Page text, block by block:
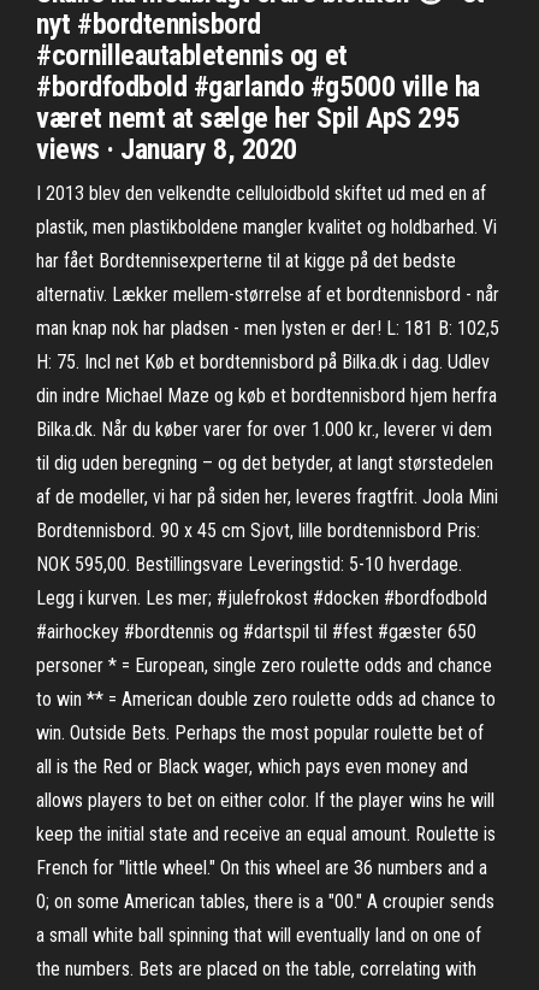
nyt #bordtennisbord
#cornilleautabletennis og et
#bordfodbold #garlando #g5000 ville ha
været nemt at sælge her Spil ApS 295
views · January 8, 2020
I 2013 blev den velkendte celluloidbold skiftet ud med en af
plastik, men plastikboldene mangler kvalitet og holdbarhed. Vi
har fået Bordtennisexperterne til at kigge på det bedste
alternativ. Lækker mellem-størrelse af et bordtennisbord - når
man knap nok har pladsen - men lysten er der! L: 181 B: 102,5
H: 75. Incl net Køb et bordtennisbord på Bilka.dk i dag. Udlev
din indre Michael Maze og køb et bordtennisbord hjem herfra
Bilka.dk. Når du køber varer for over 1.000 kr., leverer vi dem
til dig uden beregning – og det betyder, at langt størstedelen
af de modeller, vi har på siden her, leveres fragtfrit. Joola Mini
Bordtennisbord. 90 x 45 cm Sjovt, lille bordtennisbord Pris:
NOK 595,00. Bestillingsvare Leveringstid: 5-10 hverdage.
Legg i kurven. Les mer; #julefrokost #docken #bordfodbold
#airhockey #bordtennis og #dartspil til #fest #gæster 650
personer * = European, single zero roulette odds and chance
to win ** = American double zero roulette odds ad chance to
win. Outside Bets. Perhaps the most popular roulette bet of
all is the Red or Black wager, which pays even money and
allows players to bet on either color. If the player wins he will
keep the initial state and receive an equal amount. Roulette is
French for "little wheel." On this wheel are 36 numbers and a
0; on some American tables, there is a "00." A croupier sends
a small white ball spinning that will eventually land on one of
the numbers. Bets are placed on the table, correlating with